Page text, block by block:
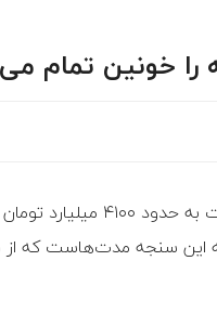
در معاملات امروز بازار بورس اوراق